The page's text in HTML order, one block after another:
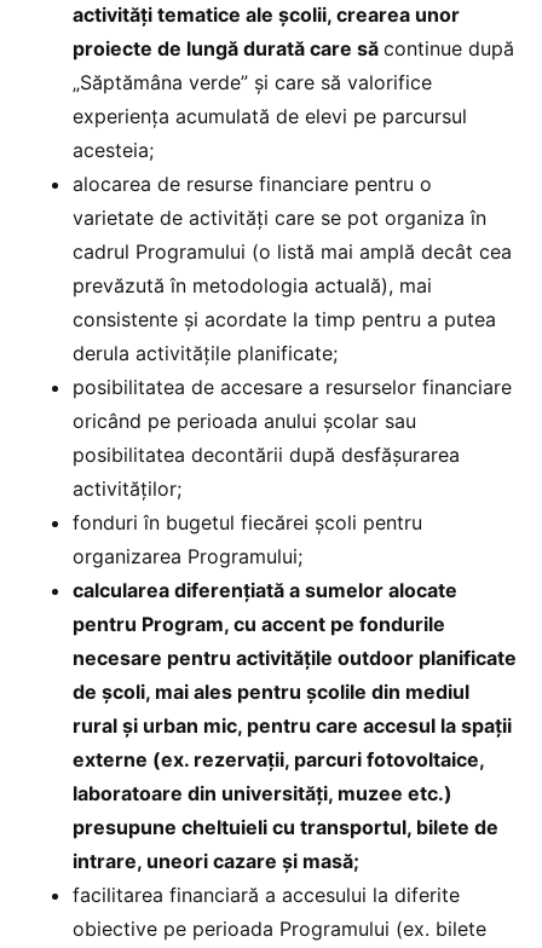
activități tematice ale școlii, crearea unor
proiecte de lungă durată care să continue după
„Săptămâna verde” și care să valorifice
experiența acumulată de elevi pe parcursul
acesteia;
alocarea de resurse financiare pentru o
varietate de activități care se pot organiza în
cadrul Programului (o listă mai amplă decât cea
prevăzută în metodologia actuală), mai
consistente și acordate la timp pentru a putea
derula activitățile planificate;
posibilitatea de accesare a resurselor financiare
oricând pe perioada anului școlar sau
posibilitatea decontării după desfășurarea
activităților;
fonduri în bugetul fiecărei școli pentru
organizarea Programului;
calcularea diferențiată a sumelor alocate
pentru Program, cu accent pe fondurile
necesare pentru activitățile outdoor planificate
de școli, mai ales pentru școlile din mediul
rural și urban mic, pentru care accesul la spații
externe (ex. rezervații, parcuri fotovoltaice,
laboratoare din universități, muzee etc.)
presupune cheltuieli cu transportul, bilete de
intrare, uneori cazare și masă;
facilitarea financiară a accesului la diferite
obiective pe perioada Programului (ex. bilete